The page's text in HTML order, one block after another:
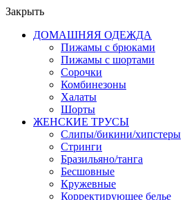
Закрыть
ДОМАШНЯЯ ОДЕЖДА
Пижамы с брюками
Пижамы с шортами
Сорочки
Комбинезоны
Халаты
Шорты
ЖЕНСКИЕ ТРУСЫ
Слипы/бикини/хипстеры
Стринги
Бразильяно/танга
Бесшовные
Кружевные
Корректирующее белье